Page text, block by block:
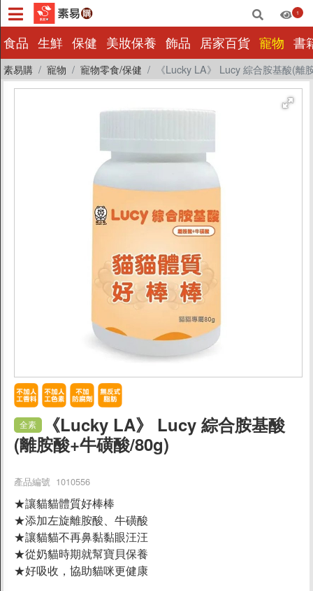
1
食品 生鮮 保健 美妝保養 飾品 居家百貨 寵物 書
素易購 寵物 寵物零食/保健 《Lucky LA》 Lucy 綜合胺基酸(離
食品
父親節蛋糕88折
素狗食/素狗糧
寵物零食/保健
貓狗罐罐
全素
《Lucky LA》 Lucy 綜合胺基酸
(離胺酸+牛磺酸/80g)
產品編號 1010556
★讓貓貓體質好棒棒
★添加左旋離胺酸、牛磺酸
★讓貓貓不再鼻黏黏眼汪汪
★從奶貓時期就幫寶貝保養
★好吸收，協助貓咪更健康